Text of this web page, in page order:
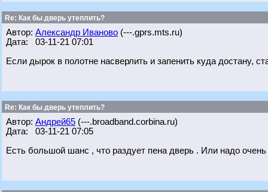
Re: Как бы дверь утеплить?
Автор: Александр Иваново (---.gprs.mts.ru)
Дата: 03-11-21 07:01
Если дырок в полотне насверлить и запенить куда достану,
Re: Как бы дверь утеплить?
Автор: Андрей65 (---.broadband.corbina.ru)
Дата: 03-11-21 07:05
Есть большой шанс , что раздует пена дверь . Или надо